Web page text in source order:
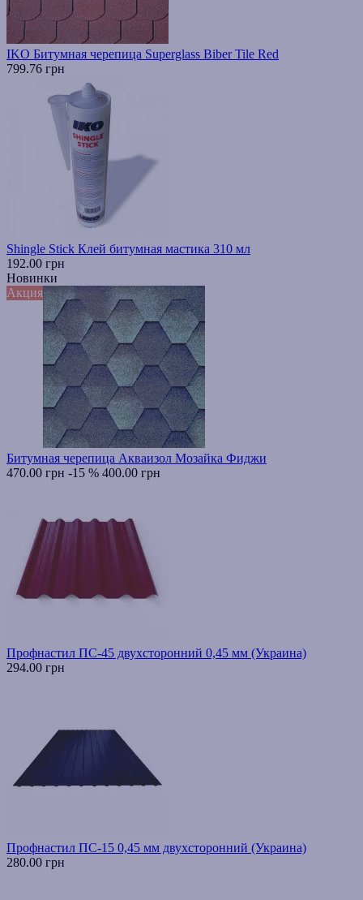
IKO Битумная черепица Superglass Biber Tile Red
799.76 грн
Shingle Stick Клей битумная мастика 310 мл
192.00 грн
Новинки
Акция
Битумная черепица Акваизол Мозайка Фиджи
470.00 грн -15 % 400.00 грн
Профнастил ПС-45 двухсторонний 0,45 мм (Украина)
294.00 грн
Профнастил ПС-15 0,45 мм двухсторонний (Украина)
280.00 грн